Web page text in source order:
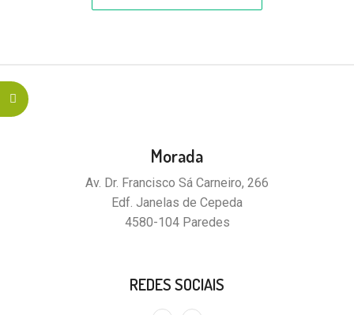
Morada
Av. Dr. Francisco Sá Carneiro, 266
Edf. Janelas de Cepeda
4580-104 Paredes
REDES SOCIAIS